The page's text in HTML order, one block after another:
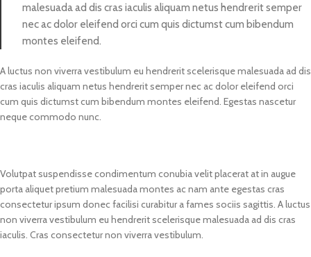
malesuada ad dis cras iaculis aliquam netus hendrerit semper
nec ac dolor eleifend orci cum quis dictumst cum bibendum
montes eleifend.
A luctus non viverra vestibulum eu hendrerit scelerisque malesuada ad dis
cras iaculis aliquam netus hendrerit semper nec ac dolor eleifend orci
cum quis dictumst cum bibendum montes eleifend. Egestas nascetur
neque commodo nunc.
Volutpat suspendisse condimentum conubia velit placerat at in augue
porta aliquet pretium malesuada montes ac nam ante egestas cras
consectetur ipsum donec facilisi curabitur a fames sociis sagittis. A luctus
non viverra vestibulum eu hendrerit scelerisque malesuada ad dis cras
iaculis. Cras consectetur non viverra vestibulum.